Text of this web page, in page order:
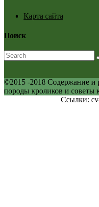
Карта сайта
Поиск
©2015 -2018 Содержание и
породы кроликов и советы
Ссылки: